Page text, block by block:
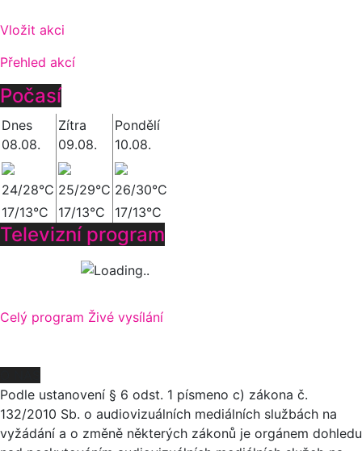
Vložit akci
Přehled akcí
Počasí
Dnes
08.08.
Zítra
09.08.
Pondělí
10.08.
24/28°C 25/29°C 26/30°C
17/13°C
17/13°C 17/13°C
Televizní program
Celý program Živé vysílání
Podle ustanovení § 6 odst. 1 písmeno c) zákona č.
132/2010 Sb. o audiovizuálních mediálních službách na
vyžádání a o změně některých zákonů je orgánem dohledu